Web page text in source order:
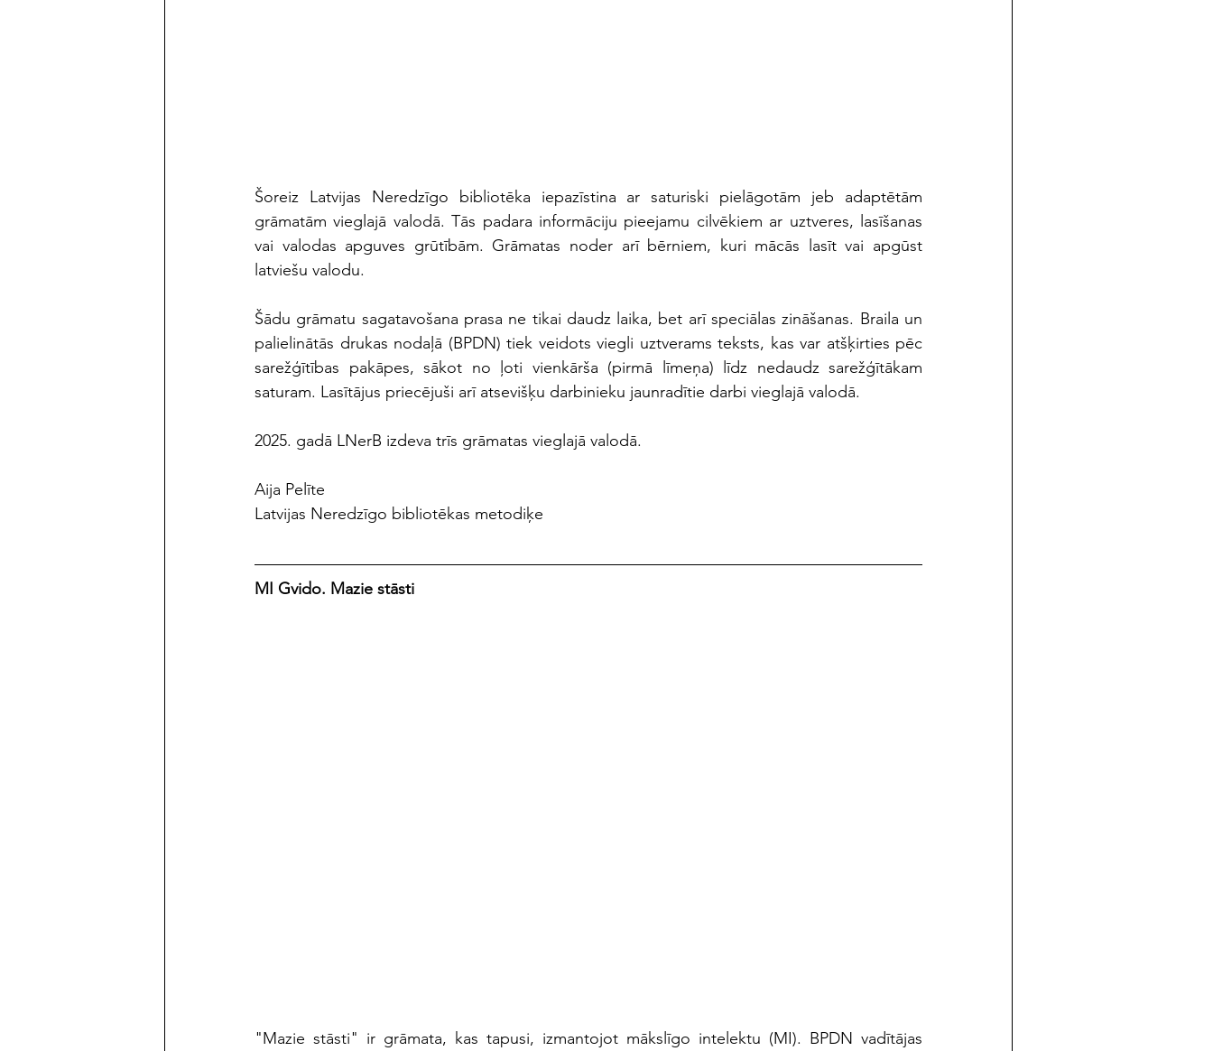
Šoreiz Latvijas Neredzīgo bibliotēka iepazīstina ar saturiski pielāgotām jeb adaptētām
grāmatām vieglajā valodā. Tās padara informāciju pieejamu cilvēkiem ar uztveres, lasīšanas
vai valodas apguves grūtībām. Grāmatas noder arī bērniem, kuri mācās lasīt vai apgūst
latviešu valodu.
Šādu grāmatu sagatavošana prasa ne tikai daudz laika, bet arī speciālas zināšanas. Braila un
palielinātās drukas nodaļā (BPDN) tiek veidots viegli uztverams teksts, kas var atšķirties pēc
sarežģītības pakāpes, sākot no ļoti vienkārša (pirmā līmeņa) līdz nedaudz sarežģītākam
saturam. Lasītājus priecējuši arī atsevišķu darbinieku jaunradītie darbi vieglajā valodā.
2025. gadā LNerB izdeva trīs grāmatas vieglajā valodā.
Aija Pelīte
Latvijas Neredzīgo bibliotēkas metodiķe
MI Gvido. Mazie stāsti
"Mazie stāsti" ir grāmata, kas tapusi, izmantojot mākslīgo intelektu (MI). BPDN vadītājas